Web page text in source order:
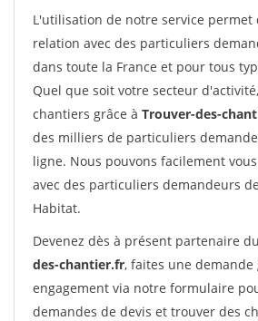
L'utilisation de notre service permet
relation avec des particuliers
dans toute la France et pour tous
Quel que soit votre secteur
chantiers grâce à Trouver-des-
des milliers de particuliers
ligne. Nous pouvons facilement
avec des particuliers demandeurs
Habitat.
Devenez dès à présent partenaire
des-chantier.fr, faites une
engagement via notre formulaire
demandes de devis et trouver des